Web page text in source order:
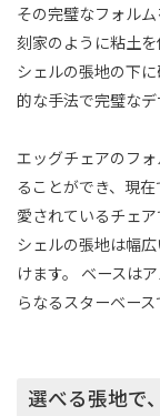
その完璧なフォル
刻家のように粘土
シェルの張地の下
的な手法で完璧なデ
エッグチェアのフ
ることができ、現
愛されているチェア
シェルの張地は幅
けます。 ベースは
らなるスターベース
選べる張地で